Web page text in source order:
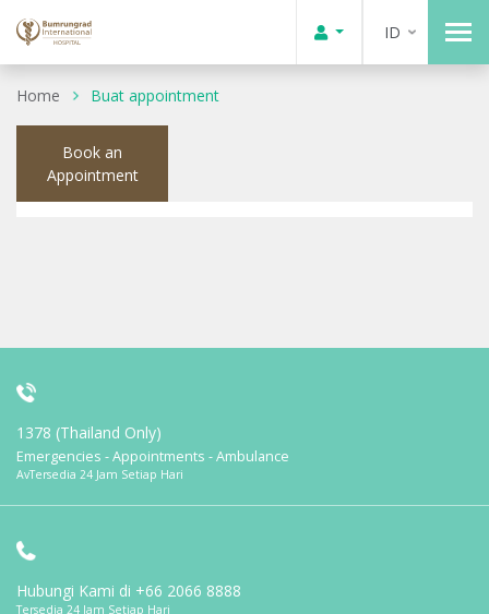
ID
Home Buat appointment
Book an
Appointment
1378 (Thailand Only)
Emergencies - Appointments - Ambulance
AvTersedia 24 Jam Setiap Hari
Hubungi Kami di +66 2066 8888
Tersedia 24 Jam Setiap Hari